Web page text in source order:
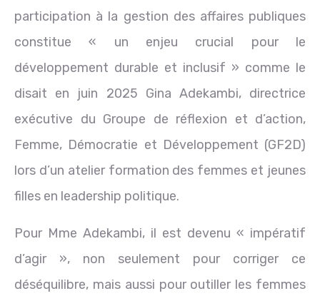
participation à la gestion des affaires publiques
constitue « un enjeu crucial pour le
développement durable et inclusif » comme le
disait en juin 2025 Gina Adekambi, directrice
exécutive du Groupe de réflexion et d’action,
Femme, Démocratie et Développement (GF2D)
lors d’un atelier formation des femmes et jeunes
filles en leadership politique.
Pour Mme Adekambi, il est devenu « impératif
d’agir », non seulement pour corriger ce
déséquilibre, mais aussi pour outiller les femmes